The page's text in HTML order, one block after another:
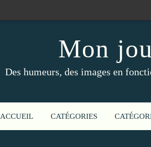
Mon
Des humeurs, des images en
ACCUEIL CATÉGORIES